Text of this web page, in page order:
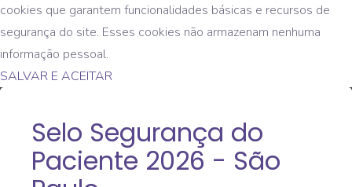
cookies que garantem funcionalidades básicas e recursos de
segurança do site. Esses cookies não armazenam nenhuma
informação pessoal.
SALVAR E ACEITAR
Selo Segurança do
Paciente 2026 - São